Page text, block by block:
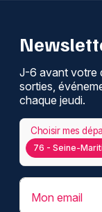
J-6 avant votre
sorties,
chaque jeudi.
76 - Seine-
Choisir mes
Mon email